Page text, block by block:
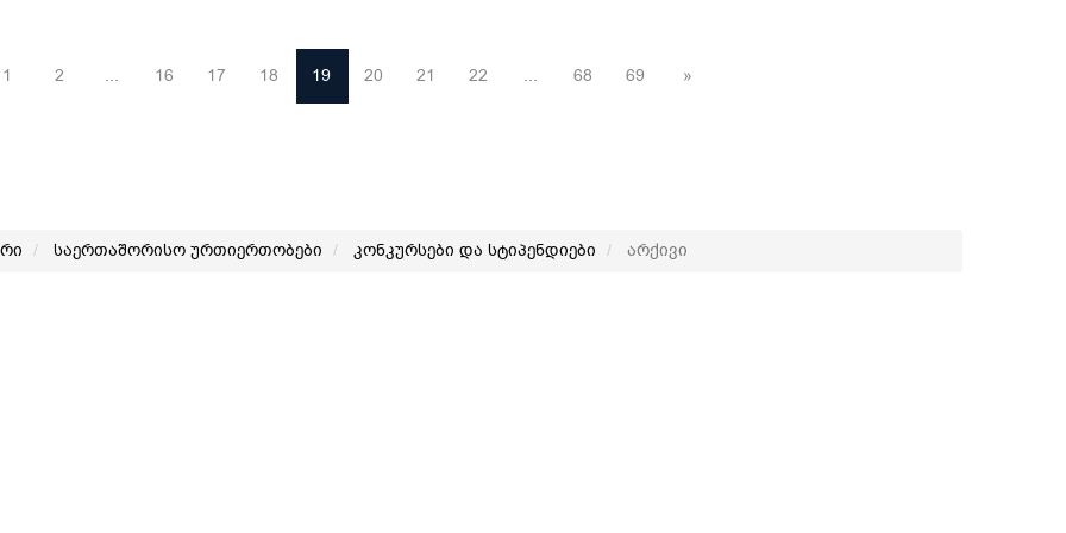
1 2 ... 16 17 18 19 20 21 22 ... 68 69 »
საერთაშორისო ურთიერთობები კონკურსები და სტიპენდიები არქივი